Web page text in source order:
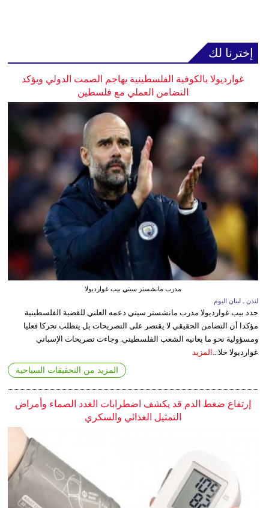
إخترنا لك
غوارديولا بالكوفية الفلسطينية يهاجم الصمت الدولي ويؤكد
التضامن العملي مع فلسطين
مدرب مانشستر سيتي بيب غوارديولا
لندن ـ لبنان اليوم
جدد بيب غوارديولا مدرب مانشستر سيتي دعمه العلني للقضية الفلسطينية
مؤكدا أن التضامن الحقيقي لا يقتصر على التصريحات بل يتطلب تحركا فعليا
ومسؤولية نحو ما يعانيه الشعب الفلسطيني. وجاءت تصريحات الإسباني
غوارديولا خلا... المزيد
المزيد من التحقيقات السياحية
إرتفاع ضغط الدم قد يكشف اضطرابات الغدد الصماء وأمراض
التمثيل الغذائي والسكري